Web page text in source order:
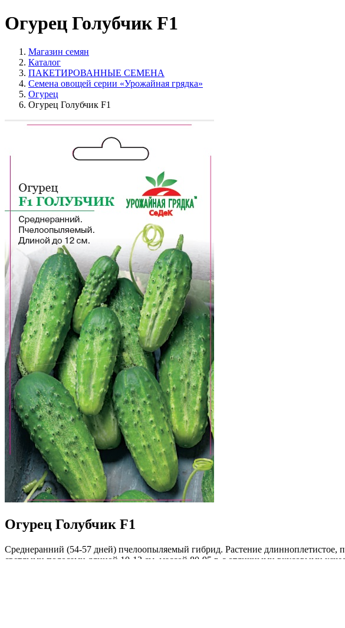
Огурец Голубчик F1
Магазин семян
Каталог
ПАКЕТИРОВАННЫЕ СЕМЕНА
Семена овощей серии «Урожайная грядка»
Огурец
Огурец Голубчик F1
Огурец Голубчик F1
Среднеранний (54-57 дней) пчелоопыляемый гибрид. Растение длинноплетистое,
светлыми полосами длиной 10-12 см, массой 80-95 г, с отличными вкусовыми